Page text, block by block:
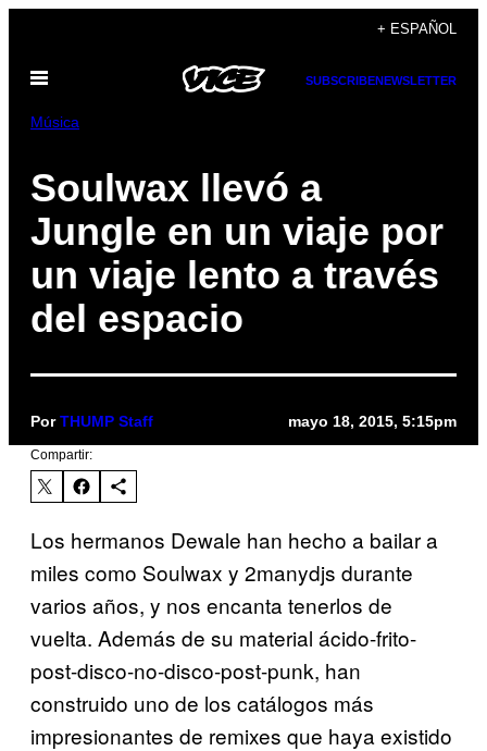
contenido
+ ESPAÑOL
Abrir
SUBSCRIBENEWSLETTER
Música
Soulwax llevó a
Jungle en un viaje por
un viaje lento a través
del espacio
PorTHUMP Staff mayo 18, 2015, 5:15pm
Compartir:
Los hermanos Dewale han hecho a bailar a
miles como Soulwax y 2manydjs durante
varios años, y nos encanta tenerlos de
vuelta. Además de su material ácido-frito-
post-disco-no-disco-post-punk, han
construido uno de los catálogos más
impresionantes de remixes que haya existido